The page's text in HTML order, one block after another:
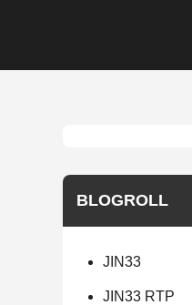
BLOGROLL
JIN33
JIN33 RTP